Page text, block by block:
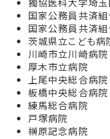
国家公務員共済
国家公務員共済
茨城県立こども病
川崎市立川崎病院
厚木市立病院
上尾中央総合病院
板橋中央総合病院
練馬総合病院
戸塚病院
榊原記念病院